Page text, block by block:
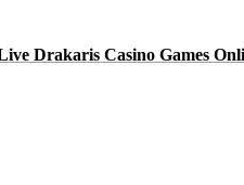
Drakaris Casino Games